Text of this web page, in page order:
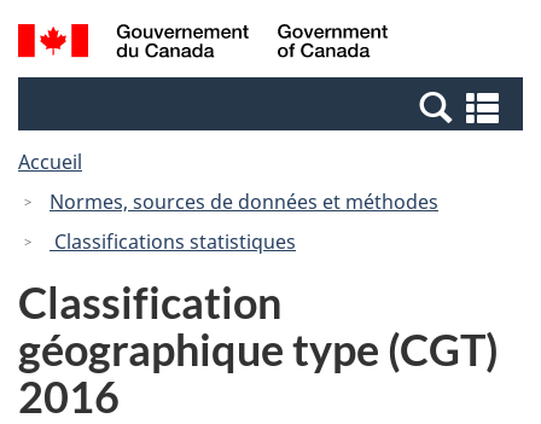
Passer
au
Passer
à
Canada
Recherche
et
et
Accueil
Normes, sources de données et méthodes
Classifications statistiques
Classification
géographique type (CGT)
2016